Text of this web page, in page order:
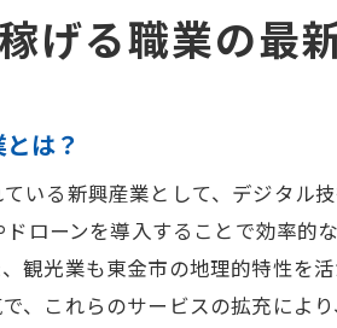
プロフェッショナ
地域特性を活かした千
成功するためのネ
東金市ならではの
地域特性を生かし
地域密着型ビジネ
げる職業の最
は？
いる新興産業として、デジタル
ローンを導入することで効率
観光業も東金市の地理的特性を
、これらのサービスの拡充によ